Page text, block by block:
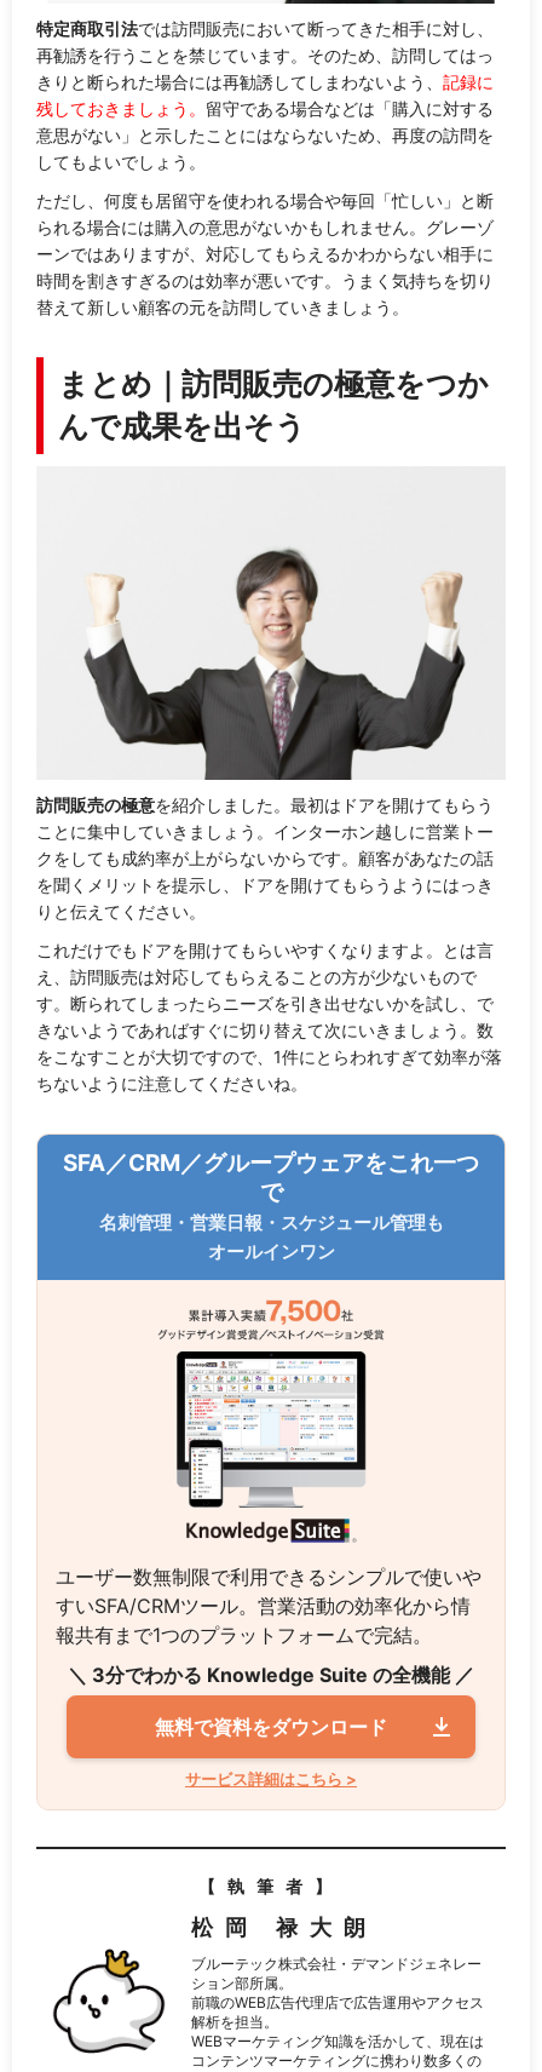
特定商取引法では訪問販売において断ってきた相手に対し、
再勧誘を行うことを禁じています。そのため、訪問してはっ
きりと断られた場合には再勧誘してしまわないよう、 記録に
残しておきましょう。 留守である場合などは「購入に対する
意思がない」と示したことにはならないため、再度の訪問を
してもよいでしょう。
ただし、何度も居留守を使われる場合や毎回「忙しい」と断
られる場合には購入の意思がないかもしれません。グレーゾ
ーンではありますが、対応してもらえるかわからない相手に
時間を割きすぎるのは効率が悪いです。うまく気持ちを切り
替えて新しい顧客の元を訪問していきましょう。
まとめ｜訪問販売の極意をつか
んで成果を出そう
訪問販売の極意を紹介しました。最初はドアを開けてもらう
ことに集中していきましょう。インターホン越しに営業トー
クをしても成約率が上がらないからです。顧客があなたの話
を聞くメリットを提示し、ドアを開けてもらうようにはっき
りと伝えてください。
これだけでもドアを開けてもらいやすくなりますよ。とは言
え、訪問販売は対応してもらえることの方が少ないもので
す。断られてしまったらニーズを引き出せないかを試し、で
きないようであればすぐに切り替えて次にいきましょう。数
をこなすことが大切ですので、1件にとらわれすぎて効率が落
ちないように注意してくださいね。
SFA／CRM／グループウェアをこれ一つ
で
名刺管理・営業日報・スケジュール管理も
オールインワン
ユーザー数無制限で利用できるシンプルで使いや
すいSFA/CRMツール。営業活動の効率化から情
報共有まで1つのプラットフォームで完結。
＼ 3分でわかる Knowledge Suite の全機能 ／
無料で資料をダウンロード
サービス詳細はこちら >
【執筆者】
松岡 禄大朗
ブルーテック株式会社・デマンドジェネレー
ション部所属。
前職のWEB広告代理店で広告運用やアクセス
解析を担当。
WEBマーケティング知識を活かして、現在は
コンテンツマーケティングに携わり数多くの